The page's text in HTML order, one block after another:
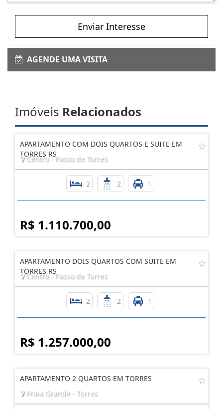
Enviar Interesse
AGENDE UMA VISITA
Imóveis Relacionados
APARTAMENTO COM DOIS QUARTOS E SUITE EM
TORRES RS
Centro - Passo de Torres
2 2 1
R$ 1.110.700,00
APARTAMENTO DOIS QUARTOS COM SUITE EM
TORRES RS
Centro - Passo de Torres
2 2 1
R$ 1.257.000,00
APARTAMENTO 2 QUARTOS EM TORRES
Praia Grande - Torres